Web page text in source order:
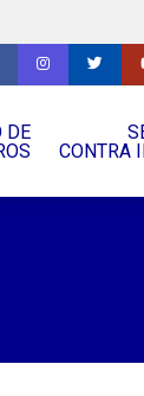
DE
CONTRA